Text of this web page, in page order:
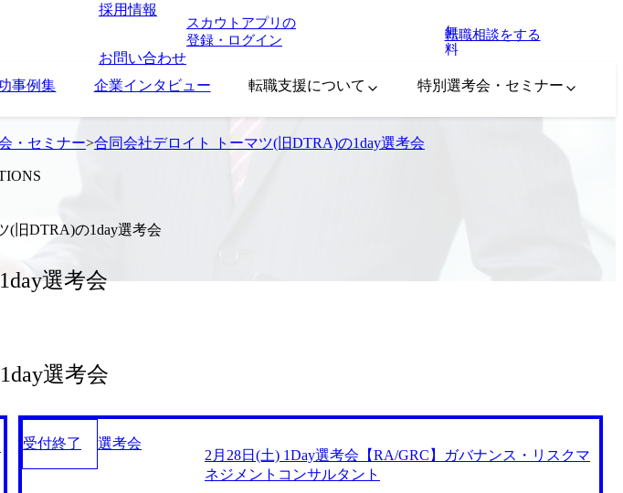
採用情報
お問い合わせ
スカウトアプリの
登録・ログイン
無
料
転職相談をする
事例集 企業インタビュー 転職支援について 特別選考会・セミナー
・セミナー>合同会社デロイト トーマツ(旧DTRA)の1day選考会
(旧DTRA)の1day選考会
選考会
選考会
受付終了 選考会
2月28日(土) 1Day選考会【RA/GRC】ガバナンス・リスクマ
ネジメントコンサルタント